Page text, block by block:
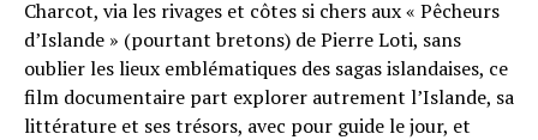
Charcot, via les rivages et côtes si chers aux « Pêcheurs
d’Islande » (pourtant bretons) de Pierre Loti, sans
oublier les lieux emblématiques des sagas islandaises, ce
film documentaire part explorer autrement l’Islande, sa
littérature et ses trésors, avec pour guide le jour, et